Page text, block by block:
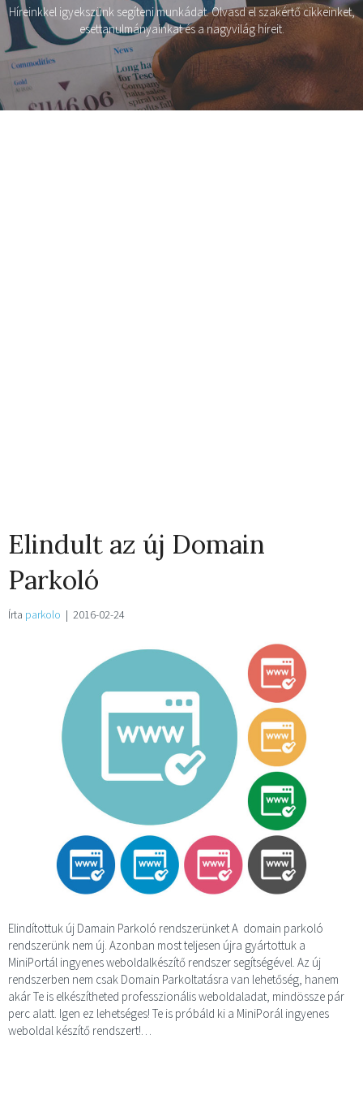
Híreinkkel igyekszünk segíteni munkádat. Olvasd el szakértő cikkeinket,
esettanulmányainkat és a nagyvilág híreit.
Elindult az új Domain
Parkoló
Írta parkolo | 2016-02-24
Elindítottuk új Damain Parkoló rendszerünket A domain parkoló
rendszerünk nem új. Azonban most teljesen újra gyártottuk a
MiniPortál ingyenes weboldalkészítő rendszer segítségével. Az új
rendszerben nem csak Domain Parkoltatásra van lehetőség, hanem
akár Te is elkészítheted professzionális weboldaladat, mindössze pár
perc alatt. Igen ez lehetséges! Te is próbáld ki a MiniPorál ingyenes
weboldal készítő rendszert!…